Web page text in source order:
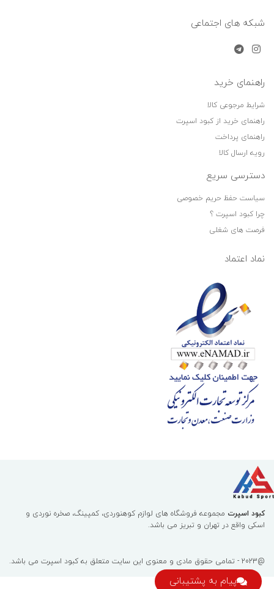
شبکه های اجتماعی
راهنمای خرید
شرایط مرجوعی کالا
راهنمای خرید از کبود اسپرت
راهنمای پرداخت
رویه ارسال کالا
دسترسی سریع
سیاست حفظ حریم خصوصی
چرا کبود اسپرت ؟
فرصت های شغلی
نماد اعتماد
کبود اسپرت مجموعه فروشگاه های لوازم کوهنوردی، کمپینگ، صخره نوردی و
اسکی واقع در تهران و تبریز می باشد.
@2023 - تمامی حقوق مادی و معنوی این سایت متعلق به کبود اسپرت می باشد.
پیام به پشتیبانی